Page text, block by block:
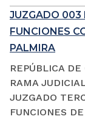
JUZGADO 003
FUNCIONES
PALMIRA
REPÚBLICA
RAMA
JUZGADO
FUNCIONES